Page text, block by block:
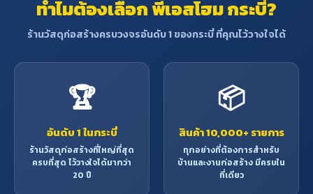
ทำไมต้องเลือก พีเอสโฮม กระบี่?
ร้านวัสดุก่อสร้างครบวงจรอันดับ 1 ของกระบี่ ที่คุณไว้วางใจได้
🏆
อันดับ 1 ในกระบี่
ร้านวัสดุก่อสร้างที่ใหญ่ที่สุด
ครบที่สุด ไว้วางใจได้มากว่า
20 ปี
📦
สินค้า 10,000+ รายการ
ทุกอย่างที่ต้องการสำหรับ
บ้านและงานก่อสร้าง มีครบใน
ที่เดียว